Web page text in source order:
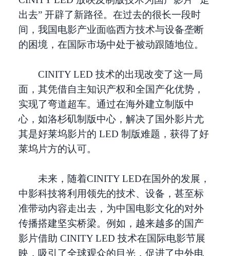
出去” 开辟了新路径。在过去的很长一段时
间，我国电影产业面临西方技术与设备垄断
的困境，在国际市场中处于被动跟随地位。
CINITY LED 技术的出现改变了这一局
面，其凭借自主知识产权和全国产化优势，
实现了弯道超车。通过在海外建立制版中
心，如洛杉矶制版中心，解决了国外影片尤
其是好莱坞影片的 LED 制版难题，获得了好
莱坞片方的认可。
未来，随着CINITY LED在国外的发展，
中影科技将利用领先的技术、设备，甚至标
准带动内容走出去，为中国电影文化的对外
传播搭建坚实桥梁。例如，越来越多的国产
影片借助 CINITY LED 技术在国际电影节展
映，吸引了全球观众的目光，促进了中外电